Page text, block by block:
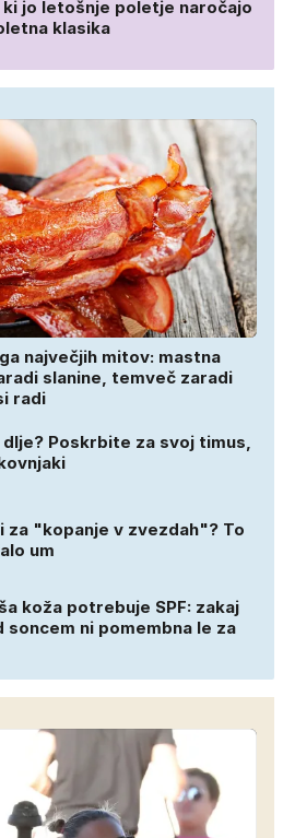
ki jo letošnje poletje naročajo
klasika
največjih mitov: mastna
slanine, temveč zaradi
radi
Poskrbite za svoj timus,
za "kopanje v zvezdah"? To
um
koža potrebuje SPF: zakaj
soncem ni pomembna le za